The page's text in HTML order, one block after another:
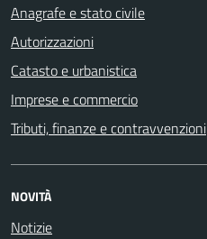
Anagrafe e stato civile
Autorizzazioni
Catasto e urbanistica
Imprese e commercio
Tributi, finanze e contravvenzioni
NOVITÀ
Notizie